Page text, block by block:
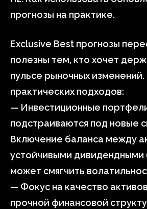
прогнозы на практике.
Exclusive Best прогнозы
полезны тем, кто хочет
пульсе рыночных
практических подходов:
— Инвестиционные
подстраиваются под новые
Включение баланса между
устойчивыми дивидендными
может смягчить
— Фокус на качество
прочной финансовой